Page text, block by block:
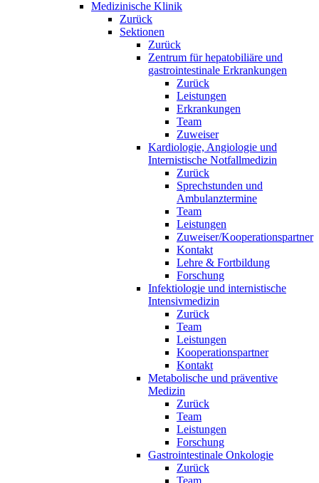
Medizinische Klinik
Zurück
Sektionen
Zurück
Zentrum für hepatobiliäre und
gastrointestinale Erkrankungen
Zurück
Leistungen
Erkrankungen
Team
Zuweiser
Kardiologie, Angiologie und
Internistische Notfallmedizin
Zurück
Sprechstunden und
Ambulanztermine
Team
Leistungen
Zuweiser/Kooperationspartner
Kontakt
Lehre & Fortbildung
Forschung
Infektiologie und internistische
Intensivmedizin
Zurück
Team
Leistungen
Kooperationspartner
Kontakt
Metabolische und präventive
Medizin
Zurück
Team
Leistungen
Forschung
Gastrointestinale Onkologie
Zurück
Team